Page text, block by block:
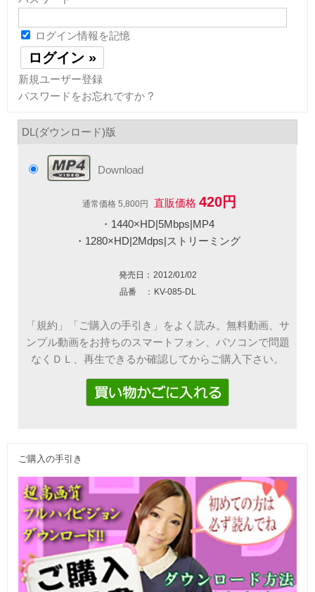
ログイン情報を記憶
新規ユーザー登録
パスワードをお忘れですか ?
DL(ダウンロード)版
Download
通常価格 5,800円 直販価格 420円
・1440×HD|5Mbps|MP4
・1280×HD|2Mdps|ストリーミング
発売日： 2012/01/02
品番 ： KV-085-DL
「規約」「ご購入の手引き」をよく読み。無料動画、サ
ンプル動画をお持ちのスマートフォン、パソコンで問題
なくＤＬ、再生できるか確認してからご購入下さい。
ご購入の手引き